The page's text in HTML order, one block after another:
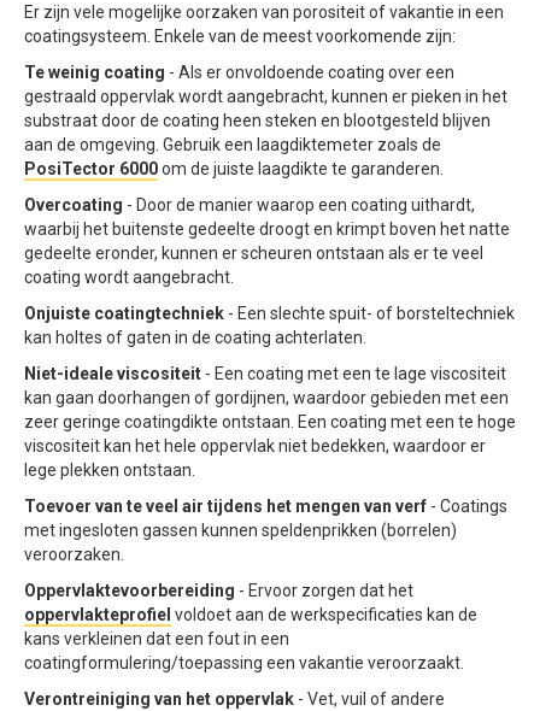
Er zijn vele mogelijke oorzaken van porositeit of vakantie in een
coatingsysteem. Enkele van de meest voorkomende zijn:
Te weinig coating - Als er onvoldoende coating over een
gestraald oppervlak wordt aangebracht, kunnen er pieken in het
substraat door de coating heen steken en blootgesteld blijven
aan de omgeving. Gebruik een laagdiktemeter zoals de
PosiTector 6000om de juiste laagdikte te garanderen.
Overcoating - Door de manier waarop een coating uithardt,
waarbij het buitenste gedeelte droogt en krimpt boven het natte
gedeelte eronder, kunnen er scheuren ontstaan als er te veel
coating wordt aangebracht.
Onjuiste coatingtechniek - Een slechte spuit- of borsteltechniek
kan holtes of gaten in de coating achterlaten.
Niet-ideale viscositeit - Een coating met een te lage viscositeit
kan gaan doorhangen of gordijnen, waardoor gebieden met een
zeer geringe coatingdikte ontstaan. Een coating met een te hoge
viscositeit kan het hele oppervlak niet bedekken, waardoor er
lege plekken ontstaan.
Toevoer van te veel air tijdens het mengen van verf - Coatings
met ingesloten gassen kunnen speldenprikken (borrelen)
veroorzaken.
Oppervlaktevoorbereiding - Ervoor zorgen dat het
oppervlakteprofiel voldoet aan de werkspecificaties kan de
kans verkleinen dat een fout in een
coatingformulering/toepassing een vakantie veroorzaakt.
Verontreiniging van het oppervlak - Vet, vuil of andere